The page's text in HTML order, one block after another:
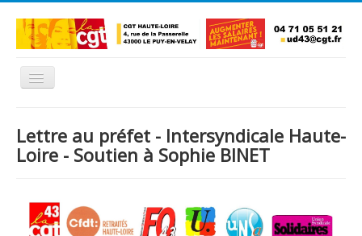
Basculer
L'Union Départementale
Les syndicats locaux
Défendre vos droits
Lettre au préfet - Intersyndicale Haute-
Loire - Soutien à Sophie BINET